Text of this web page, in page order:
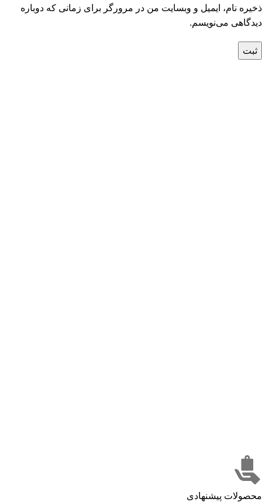
ذخیره نام، ایمیل و وبسایت من در مرورگر برای زمانی که دوباره
دیدگاهی می‌نویسم.
محصولات پیشنهادی